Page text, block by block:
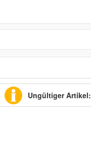
Ungültiger Artikel: